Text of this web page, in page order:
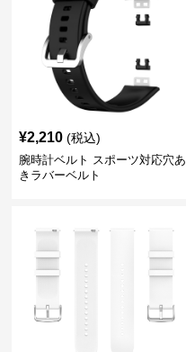
¥2,210 (税込)
腕時計ベルト スポーツ対応穴あ
きラバーベルト